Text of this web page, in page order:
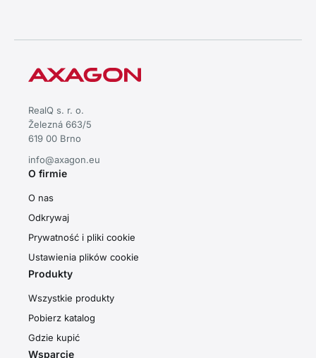
RealQ s. r. o.
Železná 663/5
619 00 Brno
info@axagon.eu
O firmie
O nas
Odkrywaj
Prywatność i pliki cookie
Ustawienia plików cookie
Produkty
Wszystkie produkty
Pobierz katalog
Gdzie kupić
Wsparcie